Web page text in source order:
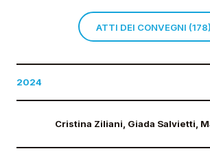
ATTI DEI CONVEGNI (178)
2024
Cristina Ziliani, Giada Salvietti,